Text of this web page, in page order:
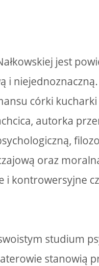
jest
i
córki kucharki
autorka
oraz
i kontrowersyjne
studium
stanowią